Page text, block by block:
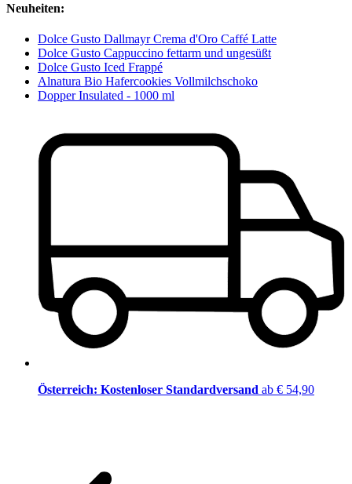
Neuheiten:
Dolce Gusto Dallmayr Crema d'Oro Caffé Latte
Dolce Gusto Cappuccino fettarm und ungesüßt
Dolce Gusto Iced Frappé
Alnatura Bio Hafercookies Vollmilchschoko
Dopper Insulated - 1000 ml
Österreich: Kostenloser Standardversand ab € 54,90